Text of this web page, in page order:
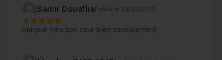
Je reste disponible dans le salon d'entraide pour
répondre à vos questions !
Chapitre 8 : Installation et Configuration du Serveur
Samir Douaflia Publié le 10/12/2022
5
bonjour très bon cour bien cordialement